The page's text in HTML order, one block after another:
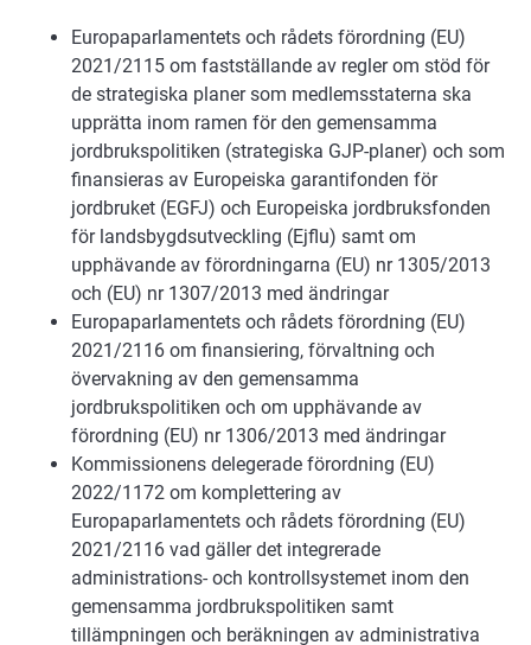
Europaparlamentets och rådets förordning (EU)
2021/2115 om fastställande av regler om stöd för
de strategiska planer som medlemsstaterna ska
upprätta inom ramen för den gemensamma
jordbrukspolitiken (strategiska GJP-planer) och som
finansieras av Europeiska garantifonden för
jordbruket (EGFJ) och Europeiska jordbruksfonden
för landsbygdsutveckling (Ejflu) samt om
upphävande av förordningarna (EU) nr 1305/2013
och (EU) nr 1307/2013 med ändringar
Europaparlamentets och rådets förordning (EU)
2021/2116 om finansiering, förvaltning och
övervakning av den gemensamma
jordbrukspolitiken och om upphävande av
förordning (EU) nr 1306/2013 med ändringar
Kommissionens delegerade förordning (EU)
2022/1172 om komplettering av
Europaparlamentets och rådets förordning (EU)
2021/2116 vad gäller det integrerade
administrations- och kontrollsystemet inom den
gemensamma jordbrukspolitiken samt
tillämpningen och beräkningen av administrativa